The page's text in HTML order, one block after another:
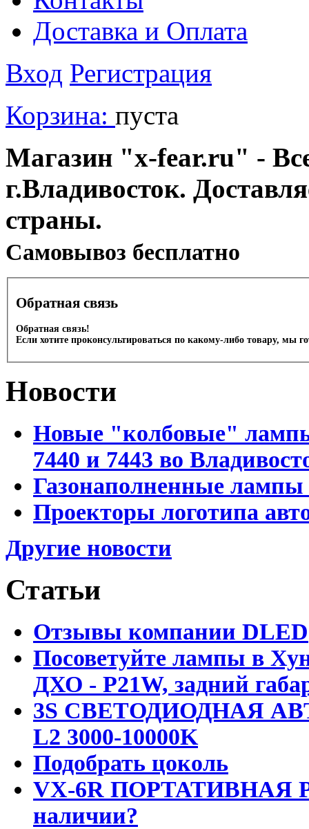
Доставка и Оплата
Вход Регистрация
Корзина: пуста
Магазин "x-fear.ru" -
г.Владивосток.
страны.
Cамовывоз бесплатно
Обратная связь
Обратная связь!
Если хотите проконсультироваться по какому-либо товару, мы
Новости
Новые "колбовые"
7440 и 7443 во
Газонаполненные лампы
Проекторы логотипа
Другие новости
Статьи
Отзывы компании DLED
Посоветуйте лампы в
ДХО - P21W, задний
3S СВЕТОДИОДНАЯ
L2 3000-10000K
Подобрать цоколь
VX-6R ПОРТАТИВНАЯ
наличии?